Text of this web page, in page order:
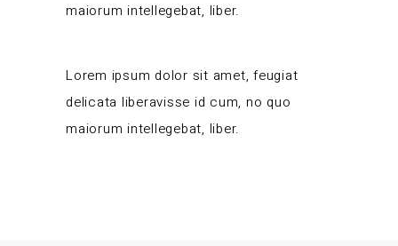
maiorum intellegebat, liber.
Lorem ipsum dolor sit amet, feugiat
delicata liberavisse id cum, no quo
maiorum intellegebat, liber.